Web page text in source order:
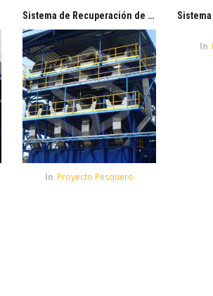
Sistema de Recuperación de Sólidos | COPEINCA – CHIMBOTE
In Proyecto Pesquero
In